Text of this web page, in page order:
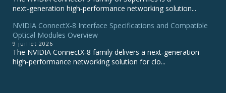
next‑generation high‑performance networking solution...
NVIDIA ConnectX-8 Interface Specifications and Compatible
Optical Modules Overview
9 juillet 2026
The NVIDIA ConnectX‑8 family delivers a next‑generation
high‑performance networking solution for clo...